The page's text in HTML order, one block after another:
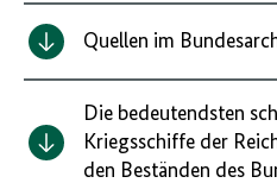
Quellen im
Die bedeutendsten
Kriegsschiffe der
den Beständen des